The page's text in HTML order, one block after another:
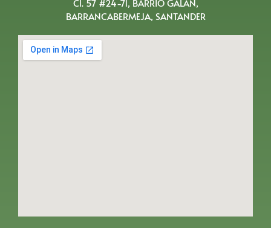
Cl. 57 #24-71, BARRIO GALAN,
BARRANCABERMEJA, SANTANDER